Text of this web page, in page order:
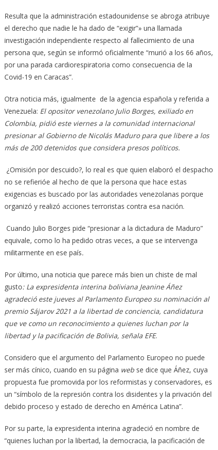
Resulta que la administración estadounidense se abroga atribuye
el derecho que nadie le ha dado de “exigir”» una llamada
investigación independiente respecto al fallecimiento de una
persona que, según se informó oficialmente “murió a los 66 años,
por una parada cardiorespiratoria como consecuencia de la
Covid-19 en Caracas”.
Otra noticia más, igualmente de la agencia española y referida a
Venezuela: El opositor venezolano Julio Borges, exiliado en
Colombia, pidió este viernes a la comunidad internacional
presionar al Gobierno de Nicolás Maduro para que libere a los
más de 200 detenidos que considera presos políticos.
¿Omisión por descuido?, lo real es que quien elaboró el despacho
no se refierióe al hecho de que la persona que hace estas
exigencias es buscado por las autoridades venezolanas porque
organizó y realizó acciones terroristas contra esa nación.
Cuando Julio Borges pide “presionar a la dictadura de Maduro”
equivale, como lo ha pedido otras veces, a que se intervenga
militarmente en ese país.
Por último, una noticia que parece más bien un chiste de mal
gusto: La expresidenta interina boliviana Jeanine Áñez
agradeció este jueves al Parlamento Europeo su nominación al
premio Sájarov 2021 a la libertad de conciencia, candidatura
que ve como un reconocimiento a quienes luchan por la
libertad y la pacificación de Bolivia, señala EFE.
Considero que el argumento del Parlamento Europeo no puede
ser más cínico, cuando en su página web se dice que Áñez, cuya
propuesta fue promovida por los reformistas y conservadores, es
un “símbolo de la represión contra los disidentes y la privación del
debido proceso y estado de derecho en América Latina”.
Por su parte, la expresidenta interina agradeció en nombre de
“quienes luchan por la libertad, la democracia, la pacificación de